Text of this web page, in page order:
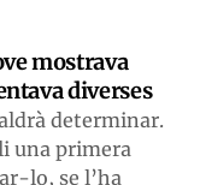
mostrava
diverses
determinar.
una primera
lo, se l’ha